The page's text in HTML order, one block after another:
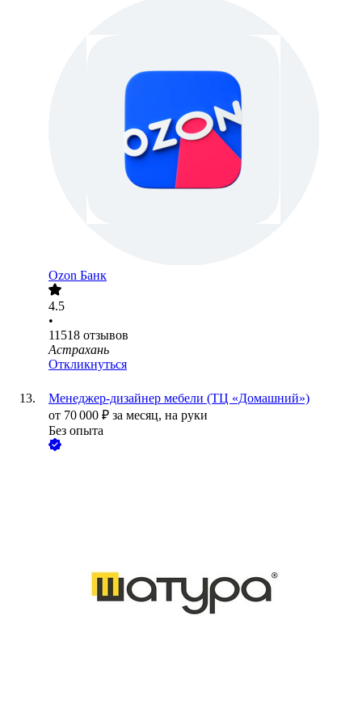
Ozon Банк
4.5
•
11518 отзывов
Астрахань
Откликнуться
Менеджер-дизайнер мебели (ТЦ «Домашний»)
от 70 000 ₽ за месяц, на руки
Без опыта